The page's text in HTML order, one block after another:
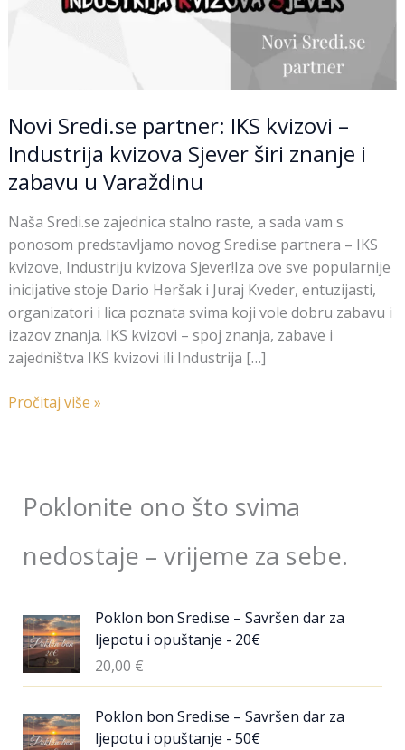
Novi Sredi.se partner: IKS kvizovi –
Industrija kvizova Sjever širi znanje i
zabavu u Varaždinu
Naša Sredi.se zajednica stalno raste, a sada vam s
ponosom predstavljamo novog Sredi.se partnera – IKS
kvizove, Industriju kvizova Sjever!Iza ove sve popularnije
inicijative stoje Dario Heršak i Juraj Kveder, entuzijasti,
organizatori i lica poznata svima koji vole dobru zabavu i
izazov znanja. IKS kvizovi – spoj znanja, zabave i
zajedništva IKS kvizovi ili Industrija […]
Pročitaj više »
Poklonite ono što svima
nedostaje – vrijeme za sebe.
Poklon bon Sredi.se – Savršen dar za
ljepotu i opuštanje - 20€
20,00 €
Poklon bon Sredi.se – Savršen dar za
ljepotu i opuštanje - 50€